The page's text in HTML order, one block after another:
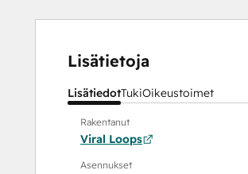
Lisätietoja
LisätiedotTukiOikeustoimet
Rakentanut
Viral Loops
Asennukset